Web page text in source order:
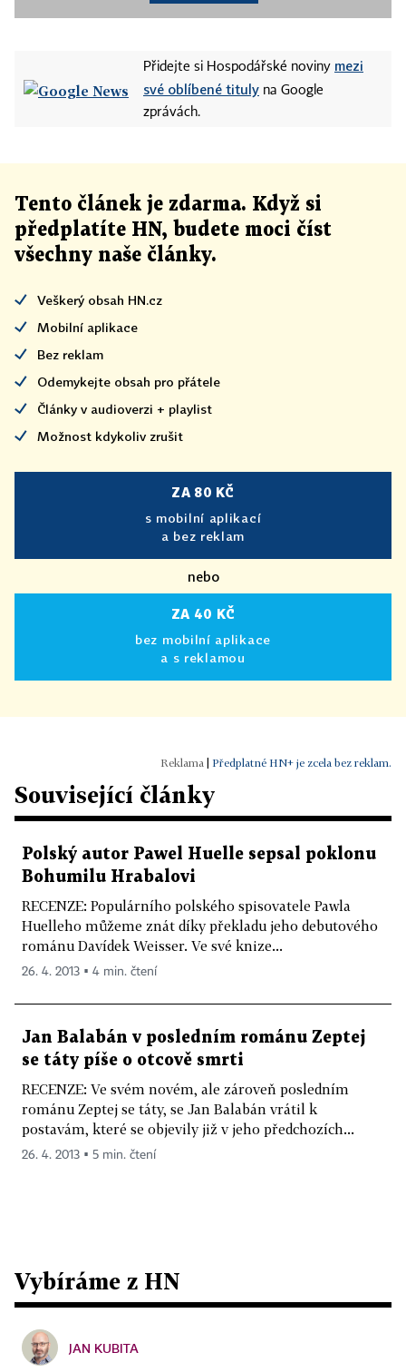
Přidejte si Hospodářské noviny mezi
své oblíbené tituly na Google
zprávách.
Tento článek je zdarma. Když si
předplatíte HN, budete moci číst
všechny naše články.
Veškerý obsah HN.cz
Mobilní aplikace
Bez reklam
Odemykejte obsah pro přátele
Články v audioverzi + playlist
Možnost kdykoliv zrušit
ZA 80 KČ
s mobilní aplikací
a bez reklam
nebo
ZA 40 KČ
bez mobilní aplikace
a s reklamou
Předplatné HN+ je zcela bez reklam.
Související články
Polský autor Pawel Huelle sepsal poklonu
Bohumilu Hrabalovi
RECENZE: Populárního polského spisovatele Pawla
Huelleho můžeme znát díky překladu jeho debutového
románu Davídek Weisser. Ve své knize...
26. 4. 2013 ▪ 4 min. čtení
Jan Balabán v posledním románu Zeptej
se táty píše o otcově smrti
RECENZE: Ve svém novém, ale zároveň posledním
románu Zeptej se táty, se Jan Balabán vrátil k
postavám, které se objevily již v jeho předchozích...
26. 4. 2013 ▪ 5 min. čtení
Vybíráme z HN
JAN KUBITA